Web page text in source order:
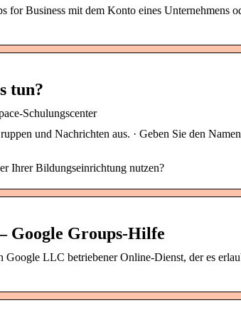
Business mit dem Konto eines Unternehmens
tun?
Schulungscenter
und Nachrichten aus. · Geben Sie den
Ihrer Bildungseinrichtung nutzen?
Google Groups-Hilfe
LLC betriebener Online-Dienst, der es